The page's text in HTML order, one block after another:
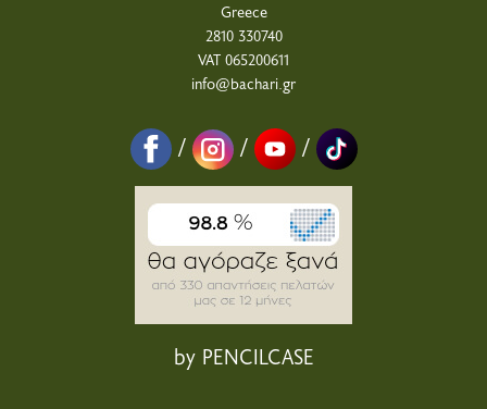
Greece
2810 330740
VAT 065200611
info@bachari.gr
/ / /
by PENCILCASE